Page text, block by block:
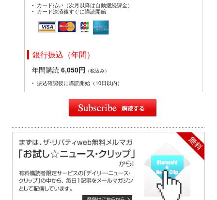
カード払い（次月以降は自動継続課金）
カード決済後すぐに購読開始
銀行振込（年間）
年間購読 6,050円 （税込み）
振込確認後に購読開始（10日以内）